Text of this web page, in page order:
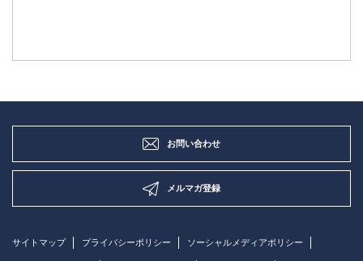
お問い合わせ
メルマガ登録
サイトマップ プライバシーポリシー ソーシャルメディアポリシー